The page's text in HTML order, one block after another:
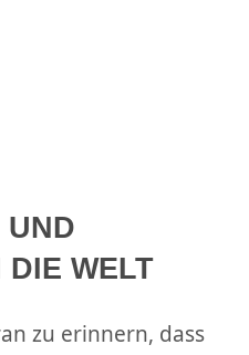
UND
WELT
zu erinnern, dass